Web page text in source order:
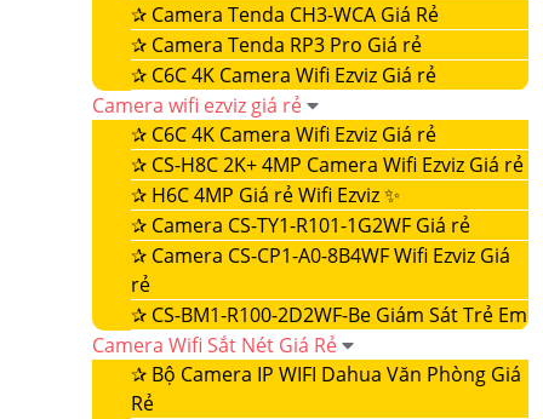
✰ Camera Tenda CH3-WCA Giá Rẻ
✰ Camera Tenda RP3 Pro Giá rẻ
✰ C6C 4K Camera Wifi Ezviz Giá rẻ
Camera wifi ezviz giá rẻ
✰ C6C 4K Camera Wifi Ezviz Giá rẻ
✰ CS-H8C 2K+ 4MP Camera Wifi Ezviz Giá rẻ
✰ H6C 4MP Giá rẻ Wifi Ezviz ✨
✰ Camera CS-TY1-R101-1G2WF Giá rẻ
✰ Camera CS-CP1-A0-8B4WF Wifi Ezviz Giá
rẻ
✰ CS-BM1-R100-2D2WF-Be Giám Sát Trẻ Em
Camera Wifi Sắt Nét Giá Rẻ
✰ Bộ Camera IP WIFI Dahua Văn Phòng Giá
Rẻ